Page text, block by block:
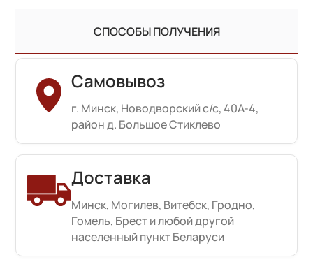
СПОСОБЫ ПОЛУЧЕНИЯ
Самовывоз
г. Минск, Новодворский с/с, 40А-4,
район д. Большое Стиклево
Доставка
Минск, Могилев, Витебск, Гродно,
Гомель, Брест и любой другой
населенный пункт Беларуси